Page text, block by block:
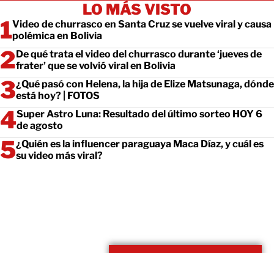
LO MÁS VISTO
Video de churrasco en Santa Cruz se vuelve viral y causa
polémica en Bolivia
De qué trata el video del churrasco durante ‘jueves de
frater’ que se volvió viral en Bolivia
¿Qué pasó con Helena, la hija de Elize Matsunaga, dónde
está hoy? | FOTOS
Super Astro Luna: Resultado del último sorteo HOY 6
de agosto
¿Quién es la influencer paraguaya Maca Díaz, y cuál es
su video más viral?